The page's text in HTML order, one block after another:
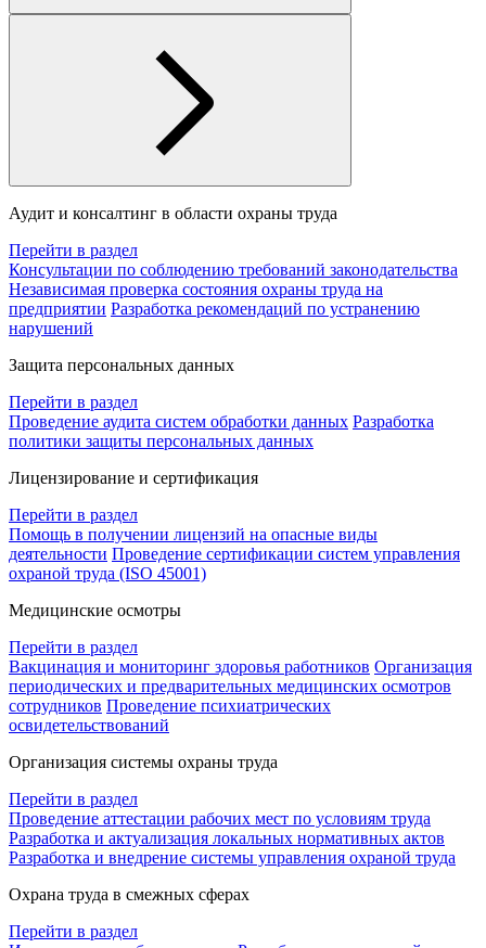
Аудит и консалтинг в области охраны труда
Перейти в раздел
Консультации по соблюдению требований законодательства
Независимая проверка состояния охраны труда на
предприятии Разработка рекомендаций по устранению
нарушений
Защита персональных данных
Перейти в раздел
Проведение аудита систем обработки данных Разработка
политики защиты персональных данных
Лицензирование и сертификация
Перейти в раздел
Помощь в получении лицензий на опасные виды
деятельности Проведение сертификации систем управления
охраной труда (ISO 45001)
Медицинские осмотры
Перейти в раздел
Вакцинация и мониторинг здоровья работников Организация
периодических и предварительных медицинских осмотров
сотрудников Проведение психиатрических
освидетельствований
Организация системы охраны труда
Перейти в раздел
Проведение аттестации рабочих мест по условиям труда
Разработка и актуализация локальных нормативных актов
Разработка и внедрение системы управления охраной труда
Охрана труда в смежных сферах
Перейти в раздел